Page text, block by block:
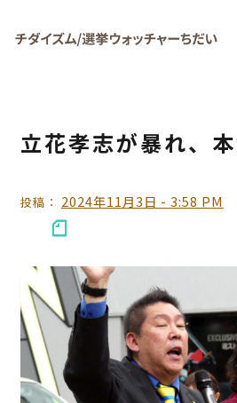
立花孝志が暴れ、
投稿： 2024年11月3日 - 3:58 PM